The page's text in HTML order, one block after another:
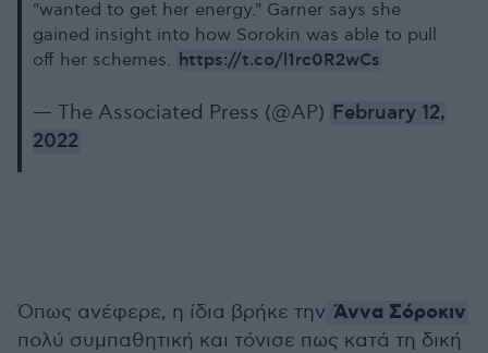
"wanted to get her energy." Garner says she
gained insight into how Sorokin was able to pull
off her schemes. https://t.co/l1rc0R2wCs
— The Associated Press (@AP) February 12,
2022
Όπως ανέφερε, η ίδια βρήκε την Άννα Σόροκιν
πολύ συμπαθητική και τόνισε πως κατά τη δική